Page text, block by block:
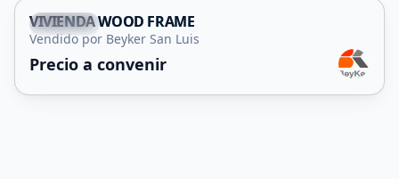
Capital
VIVIENDA WOOD FRAME
Vendido por Beyker San Luis
Precio a convenir